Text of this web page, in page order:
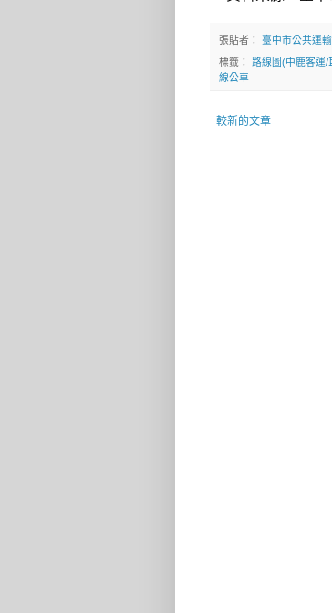
張貼者： 臺中市公共運
標籤： 路線圖(中鹿客運/
線公車
較新的文章